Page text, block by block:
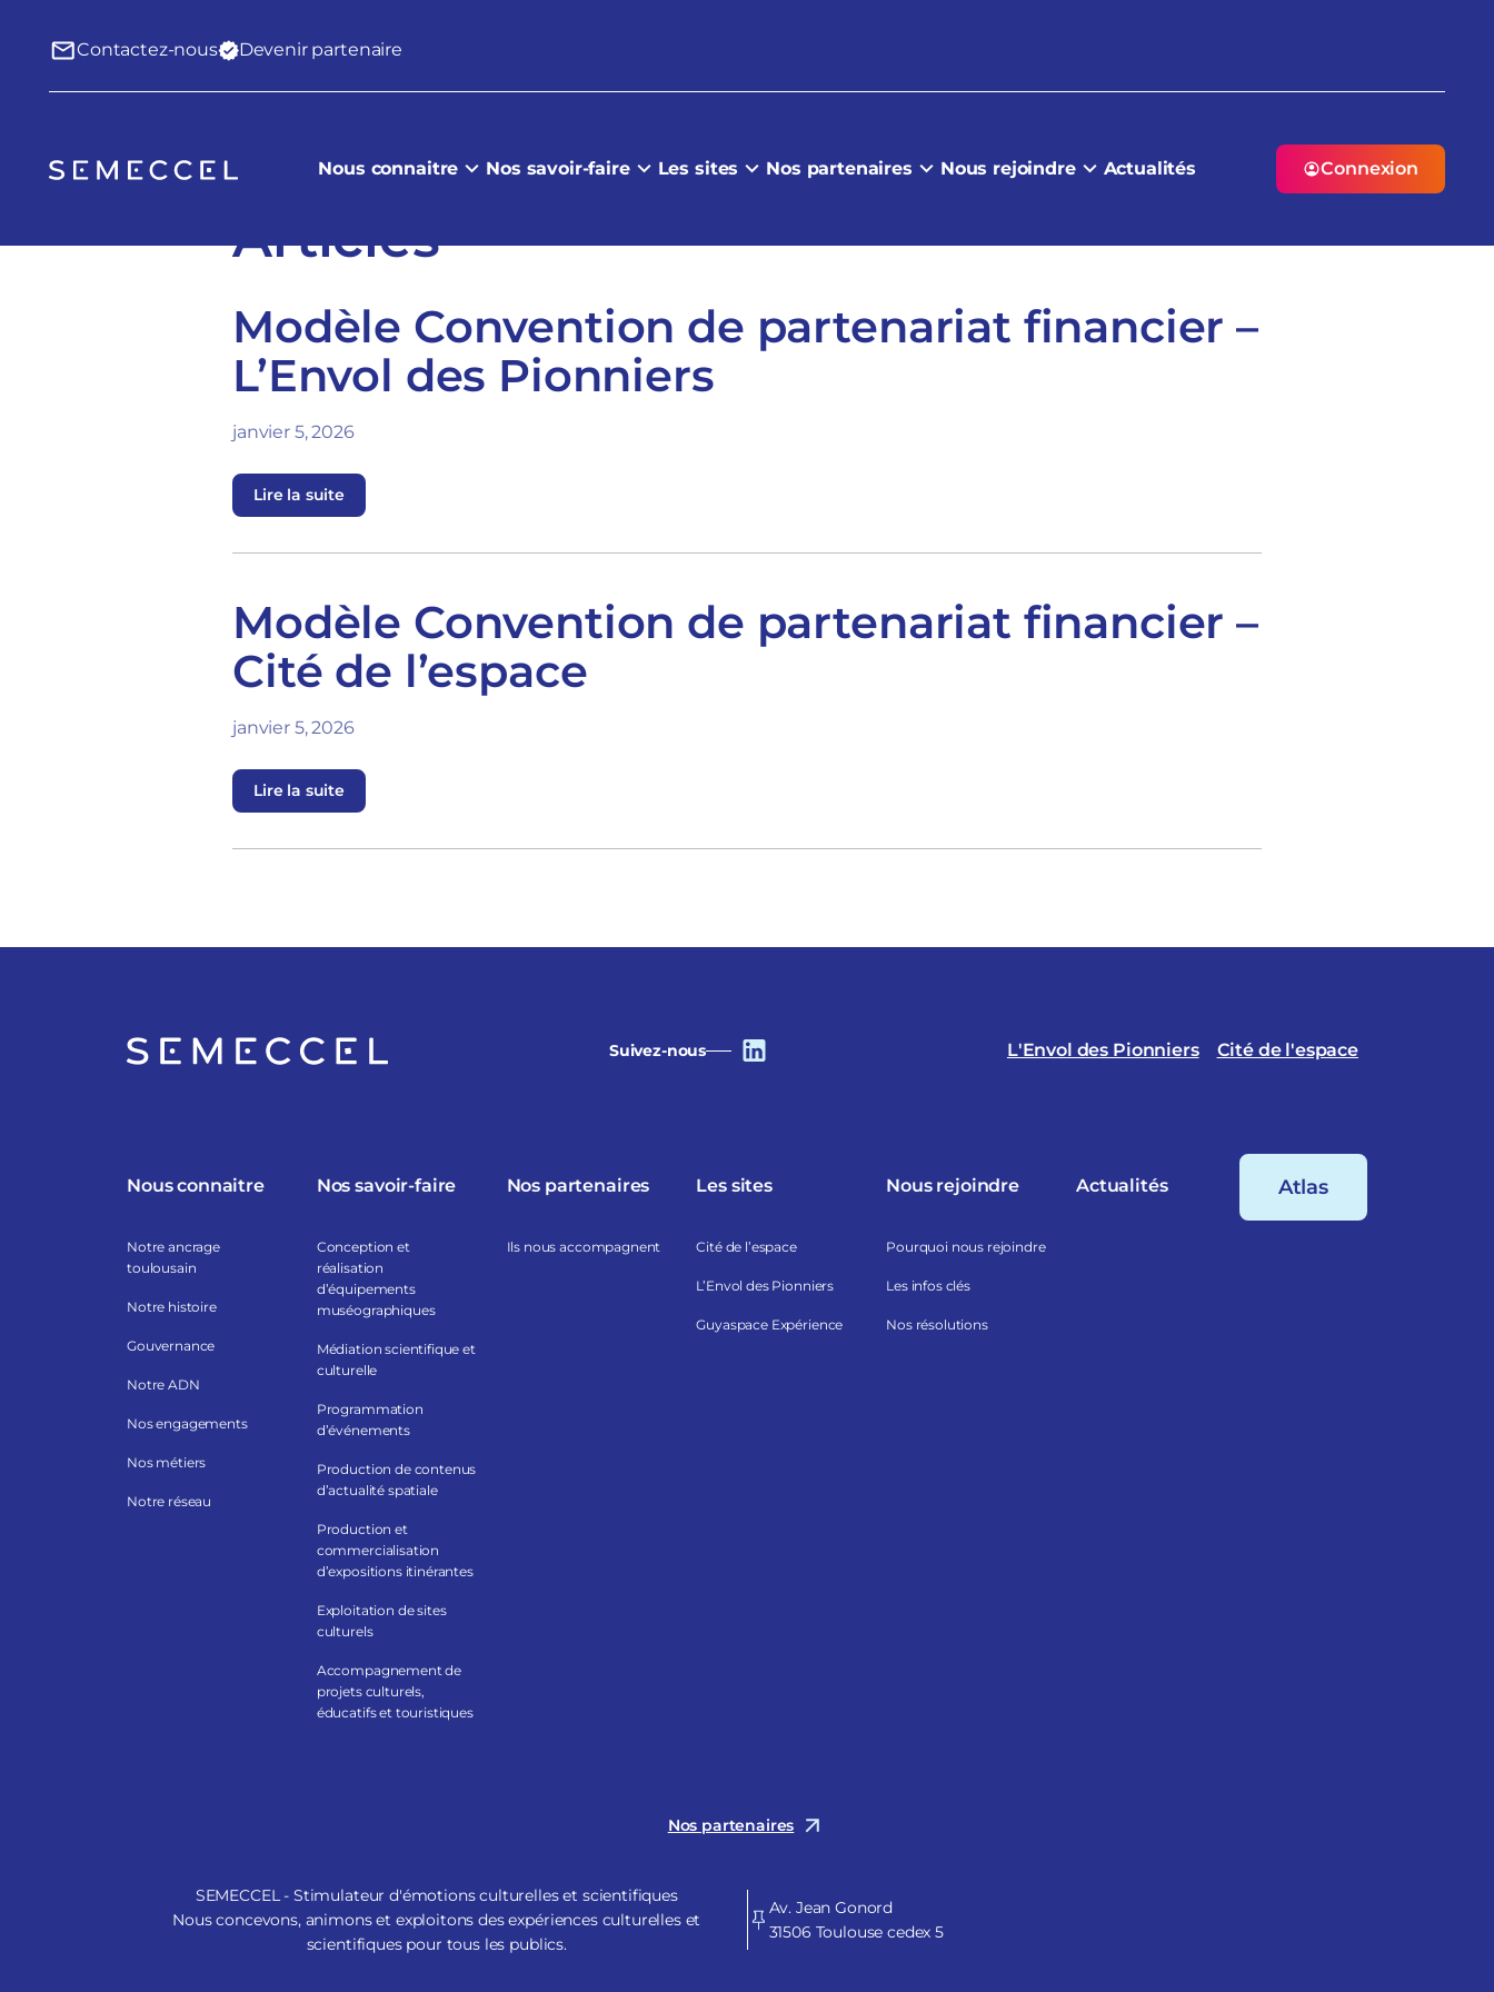
Contactez-nous Devenir partenaire
Nous connaitre Nos savoir-faire Les sites Nos partenaires Nous rejoindre Actualités Connexion
Articles
Modèle Convention de partenariat financier –
L’Envol des Pionniers
janvier 5, 2026
Lire la suite
Modèle Convention de partenariat financier –
Cité de l’espace
janvier 5, 2026
Lire la suite
Suivez-nous L'Envol des Pionniers Cité de l'espace
Nous connaitre
Notre ancrage
toulousain
Notre histoire
Gouvernance
Notre ADN
Nos engagements
Nos métiers
Notre réseau
Nos savoir-faire
Conception et
réalisation
d’équipements
muséographiques
Médiation scientifique et
culturelle
Programmation
d’événements
Production de contenus
d’actualité spatiale
Production et
commercialisation
d’expositions itinérantes
Exploitation de sites
culturels
Accompagnement de
projets culturels,
éducatifs et touristiques
Nos partenaires
Ils nous accompagnent
Les sites
Cité de l’espace
L’Envol des Pionniers
Guyaspace Expérience
Nous rejoindre
Pourquoi nous rejoindre
Les infos clés
Nos résolutions
Actualités Atlas
Nos partenaires
SEMECCEL - Stimulateur d'émotions culturelles et scientifiques
Nous concevons, animons et exploitons des expériences culturelles et
scientifiques pour tous les publics.
Av. Jean Gonord
31506 Toulouse cedex 5